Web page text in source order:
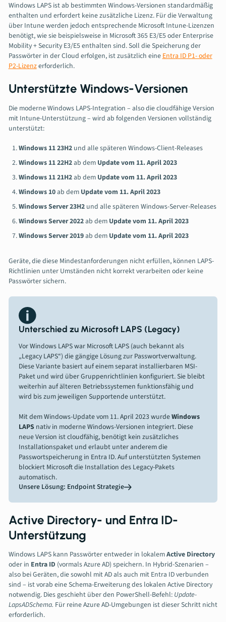
Windows LAPS ist ab bestimmten Windows-Versionen standardmäßig
enthalten und erfordert keine zusätzliche Lizenz. Für die Verwaltung
über Intune werden jedoch entsprechende Microsoft Intune-Lizenzen
benötigt, wie sie beispielsweise in Microsoft 365 E3/E5 oder Enterprise
Mobility + Security E3/E5 enthalten sind. Soll die Speicherung der
Passwörter in der Cloud erfolgen, ist zusätzlich eineEntra ID P1- oder
P2-Lizenzerforderlich.
Unterstützte Windows-Versionen
Die moderne Windows LAPS-Integration – also die cloudfähige Version
mit Intune-Unterstützung – wird ab folgenden Versionen vollständig
unterstützt:
Windows 11 23H2 und alle späteren Windows-Client-Releases
Windows 11 22H2ab dem Update vom 11. April 2023
Windows 11 21H2ab dem Update vom 11. April 2023
Windows 10ab dem Update vom 11. April 2023
Windows Server 23H2 und alle späteren Windows-Server-Releases
Windows Server 2022ab dem Update vom 11. April 2023
Windows Server 2019ab dem Update vom 11. April 2023
Geräte, die diese Mindestanforderungen nicht erfüllen, können LAPS-
Richtlinien unter Umständen nicht korrekt verarbeiten oder keine
Passwörter sichern.
Unterschied zu Microsoft LAPS (Legacy)
Vor Windows LAPS war Microsoft LAPS (auch bekannt als
„Legacy LAPS“) die gängige Lösung zur Passwortverwaltung.
Diese Variante basiert auf einem separat installierbaren MSI-
Paket und wird über Gruppenrichtlinien konfiguriert. Sie bleibt
weiterhin auf älteren Betriebssystemen funktionsfähig und
wird bis zum jeweiligen Supportende unterstützt.
Mit dem Windows-Update vom 11. April 2023 wurdeWindows
LAPS nativ in moderne Windows-Versionen integriert. Diese
neue Version ist cloudfähig, benötigt kein zusätzliches
Installationspaket und erlaubt unter anderem die
Passwortspeicherung in Entra ID. Auf unterstützten Systemen
blockiert Microsoft die Installation des Legacy-Pakets
automatisch.
Unsere Lösung: Endpoint Strategie
Active Directory- und Entra ID-
Unterstützung
Windows LAPS kann Passwörter entweder in lokalemActive Directory
oder in Entra ID (vormals Azure AD) speichern. In Hybrid-Szenarien –
also bei Geräten, die sowohl mit AD als auch mit Entra ID verbunden
sind – ist vorab eine Schema-Erweiterung des lokalen Active Directory
notwendig. Dies geschieht über den PowerShell-Befehl: Update-
LapsADSchema. Für reine Azure AD-Umgebungen ist dieser Schritt nicht
erforderlich.